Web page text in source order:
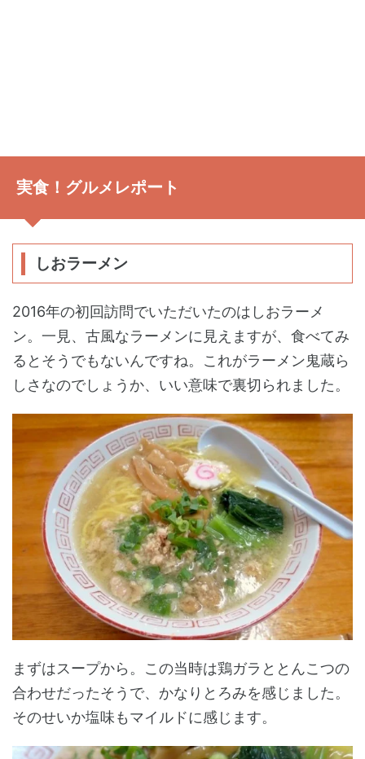
実食！グルメレポート
しおラーメン
2016年の初回訪問でいただいたのはしおラーメ
ン。一見、古風なラーメンに見えますが、食べてみ
るとそうでもないんですね。これがラーメン鬼蔵ら
しさなのでしょうか、いい意味で裏切られました。
まずはスープから。この当時は鶏ガラととんこつの
合わせだったそうで、かなりとろみを感じました。
そのせいか塩味もマイルドに感じます。